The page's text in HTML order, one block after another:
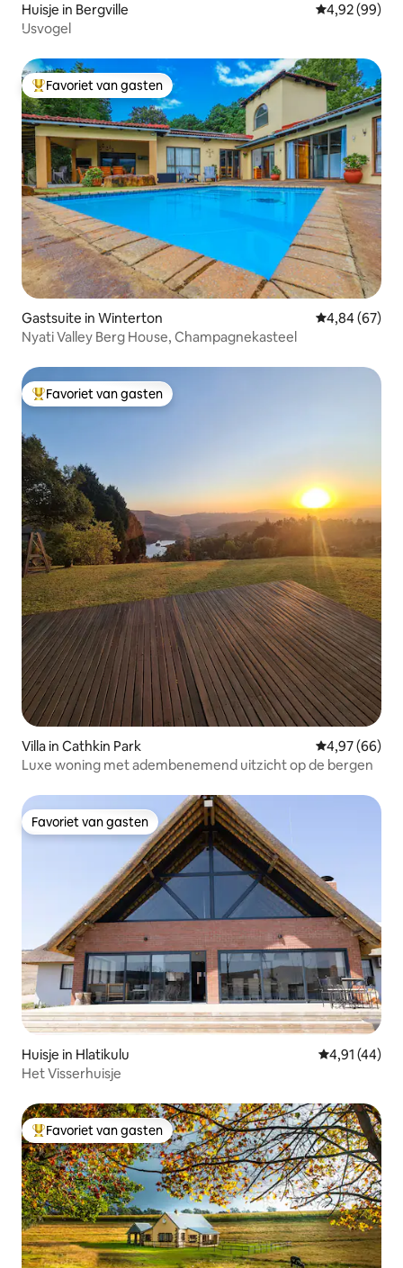
Huisje in Bergville Gemiddelde
4,92 (99)
IJsvogel
Topfavoriet van gasten
Favoriet van gasten
Gastsuite in Winterton Gemiddelde
4,84 (67)
Nyati Valley Berg House, Champagnekasteel
Topfavoriet van gasten
Favoriet van gasten
Villa in Cathkin Park Gemiddelde
4,97 (66)
Luxe woning met adembenemend uitzicht op de bergen
Favoriet van gasten
Favoriet van gasten
Huisje in Hlatikulu Gemiddelde
4,91 (44)
Het Visserhuisje
Topfavoriet van gasten
Favoriet van gasten